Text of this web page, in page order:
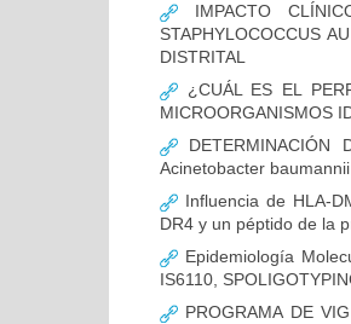
IMPACTO
STAPHYLOCOCCUS
DISTRITAL
¿CUÁL ES EL
MICROORGANISMOS
DETERMINACIÓN
Acinetobacter
Influencia de HLA-
DR4 y un péptido de la
Epidemiología
IS6110,
PROGRAMA DE